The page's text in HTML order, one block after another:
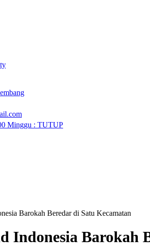
Minggu : TUTUP
Barokah Beredar di Satu Kecamatan
Indonesia Barokah